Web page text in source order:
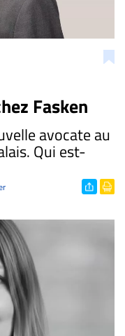
Fasken
avocate au
Qui est-